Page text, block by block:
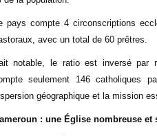
pays compte 4 circonscriptions
avec un total de 60 prêtres.
notable, le ratio est inversé par
seulement 146 catholiques
géographique et la mission
: une Église nombreuse et